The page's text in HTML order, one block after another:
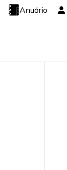
Anuário